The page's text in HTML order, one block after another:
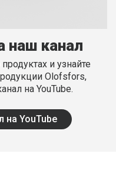
наш канал
и ​​узнайте
Olofsfors,
на YouTube.
на YouTube